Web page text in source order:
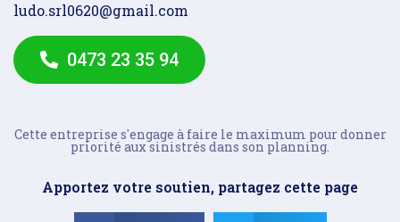
ludo.srl0620@gmail.com
0473 23 35 94
Cette entreprise s'engage à faire le maximum pour donner
priorité aux sinistrés dans son planning.
Apportez votre soutien, partagez cette page